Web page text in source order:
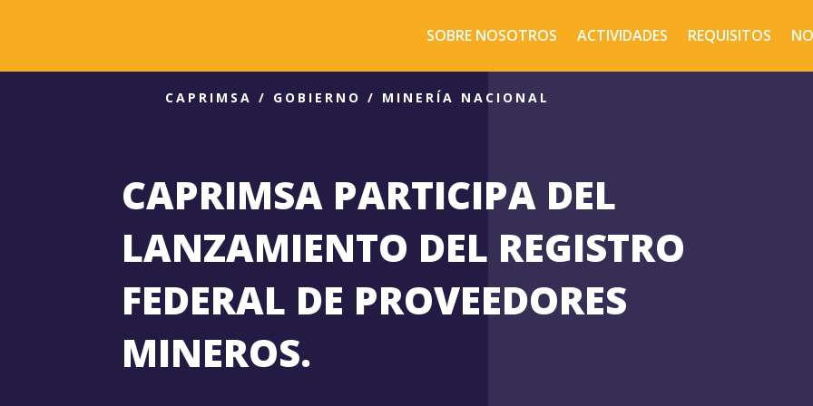
SOBRE NOSOTROS ACTIVIDADES REQUISITOS
CAPRIMSA / GOBIERNO / MINERÍA NACIONAL
CAPRIMSA PARTICIPA DEL
LANZAMIENTO DEL REGISTRO
FEDERAL DE PROVEEDORES
MINEROS.